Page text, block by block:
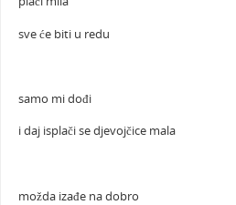
sve će biti u redu
samo mi dođi
i daj isplači se djevojčice mala
možda izađe na dobro